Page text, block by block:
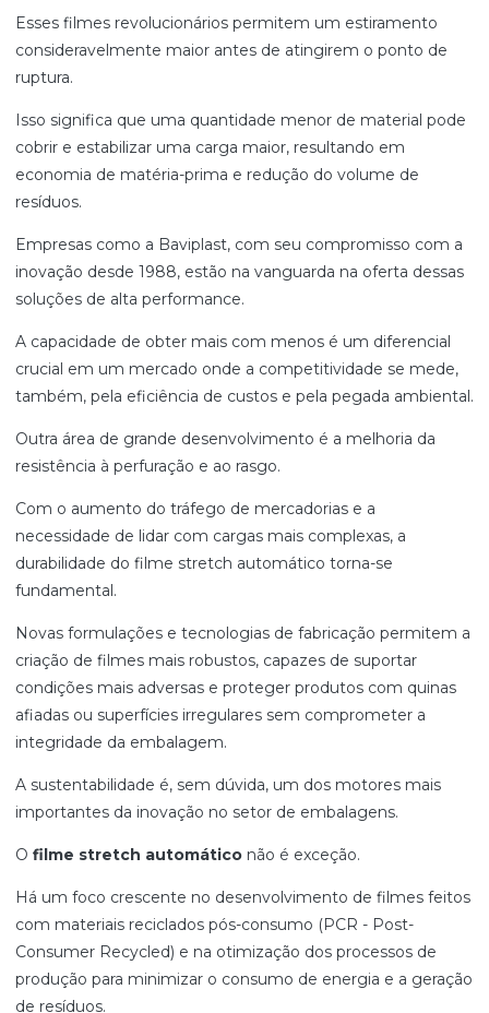
Esses filmes revolucionários permitem um estiramento
consideravelmente maior antes de atingirem o ponto de
ruptura.
Isso significa que uma quantidade menor de material pode
cobrir e estabilizar uma carga maior, resultando em
economia de matéria-prima e redução do volume de
resíduos.
Empresas como a Baviplast, com seu compromisso com a
inovação desde 1988, estão na vanguarda na oferta dessas
soluções de alta performance.
A capacidade de obter mais com menos é um diferencial
crucial em um mercado onde a competitividade se mede,
também, pela eficiência de custos e pela pegada ambiental.
Outra área de grande desenvolvimento é a melhoria da
resistência à perfuração e ao rasgo.
Com o aumento do tráfego de mercadorias e a
necessidade de lidar com cargas mais complexas, a
durabilidade do filme stretch automático torna-se
fundamental.
Novas formulações e tecnologias de fabricação permitem a
criação de filmes mais robustos, capazes de suportar
condições mais adversas e proteger produtos com quinas
afiadas ou superfícies irregulares sem comprometer a
integridade da embalagem.
A sustentabilidade é, sem dúvida, um dos motores mais
importantes da inovação no setor de embalagens.
O filme stretch automático não é exceção.
Há um foco crescente no desenvolvimento de filmes feitos
com materiais reciclados pós-consumo (PCR - Post-
Consumer Recycled) e na otimização dos processos de
produção para minimizar o consumo de energia e a geração
de resíduos.